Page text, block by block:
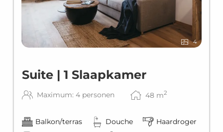
4
Suite | 1 Slaapkamer
Maximum: 4 personen 48 m2
Balkon/terras Douche
Haardroger